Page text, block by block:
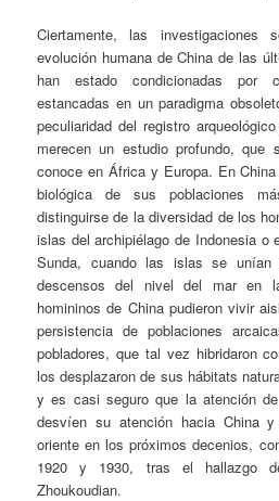
Ciertamente, las
evolución humana de China de las
han estado condicionadas por
estancadas en un paradigma
peculiaridad del registro
merecen un estudio profundo,
conoce en África y Europa. En
biológica de sus poblaciones
distinguirse de la diversidad de los
islas del archipiélago de Indonesia o
Sunda, cuando las islas se unían
descensos del nivel del mar en
homininos de China pudieron vivir
persistencia de poblaciones
pobladores, que tal vez hibridaron
los desplazaron de sus hábitats
y es casi seguro que la atención
desvíen su atención hacia China
oriente en los próximos decenios,
1920 y 1930, tras el hallazgo
Zhoukoudian.